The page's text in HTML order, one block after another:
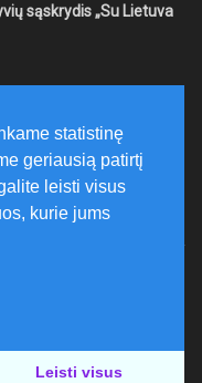
sąskrydis „Su Lietuva
tausoti aplinką
statistinę
geriausią patirtį
leisti visus
kurie jums
Leisti visus